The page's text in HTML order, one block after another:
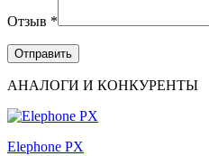
Отзыв *
АНАЛОГИ И КОНКУРЕНТЫ
Elephone PX